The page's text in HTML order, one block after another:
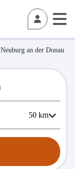
Neuburg an der Donau
50 km